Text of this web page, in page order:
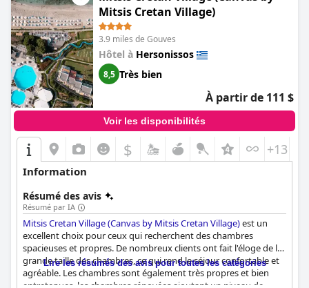
spécialement pour les enfants d'une taille minimale de 1,20 m,
sont les véritables attractions. Chaque saut dans ces toboggans
amusants est garanti pour créer des éclaboussures,
garantissant une expérience aquatique inoubliable pour tous.
La piscine fraîche attend au fond, offrant une oasis invitante aux
nageurs après leur descente palpitante des toboggans. Ce
mélange dynamique de toboggans aquatiques exaltants et de
baignades rafraîchissantes est l'un des éléments qui font de
l'Arina Beach Resort une destination de choix pour les familles.
Mitsis Cretan Village)
3.9 miles de Gouves
Hôtel à Hersonissos
8,5 Très bien
À partir de 111 $
Voir les disponibilités
$ +13
Information
Résumé des avis
Résumé par IA
Mitsis Cretan Village (Canvas by Mitsis Cretan Village)est un
excellent choix pour ceux qui recherchent des chambres
spacieuses et propres. De nombreux clients ont fait l'éloge de la
grande taille des chambres, ce qui rend le séjour confortable et
agréable. Les chambres sont également très propres et bien
entretenues, les chambres rénovées ajoutant un niveau de
Lire les résumés des avis pour toutes les catégories